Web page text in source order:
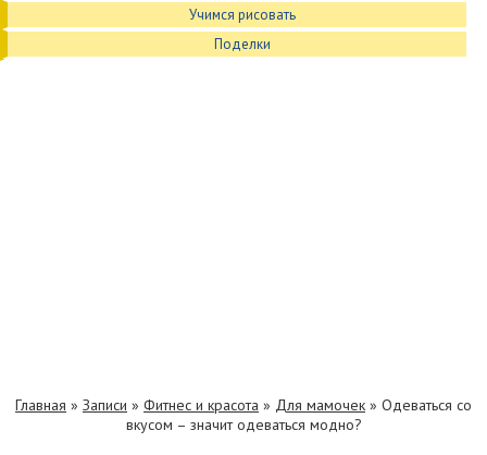
Учимся рисовать
Поделки
Главная » Записи » Фитнес и красота » Для мамочек » Одеваться со
вкусом – значит одеваться модно?